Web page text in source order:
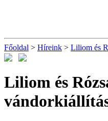
Főoldal > Híreink > Liliom és
Liliom és